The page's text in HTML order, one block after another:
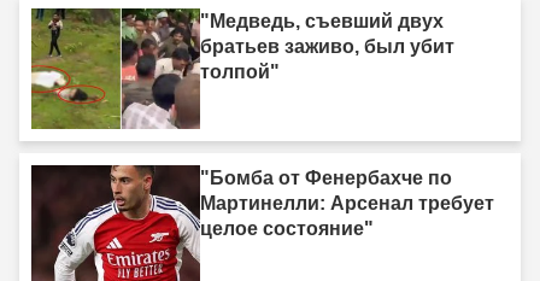
"Медведь, съевший двух
братьев заживо, был убит
толпой"
"Бомба от Фенербахче по
Мартинелли: Арсенал требует
целое состояние"